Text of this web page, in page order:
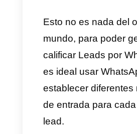
comunicación
mundo, se
mayoría de las
su propia
y que por allí
familiares,